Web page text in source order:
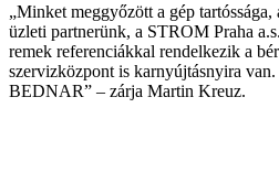
„Minket meggyőzött a gép tartóssága,
üzleti partnerünk, a STROM Praha
remek referenciákkal rendelkezik a
szervizközpont is karnyújtásnyira
BEDNAR” – zárja Martin Kreuz.